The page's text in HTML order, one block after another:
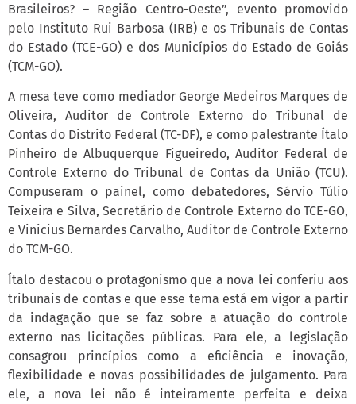
Brasileiros? – Região Centro-Oeste”, evento promovido
pelo Instituto Rui Barbosa (IRB) e os Tribunais de Contas
do Estado (TCE-GO) e dos Municípios do Estado de Goiás
(TCM-GO).
A mesa teve como mediador George Medeiros Marques de
Oliveira, Auditor de Controle Externo do Tribunal de
Contas do Distrito Federal (TC-DF), e como palestrante Ítalo
Pinheiro de Albuquerque Figueiredo, Auditor Federal de
Controle Externo do Tribunal de Contas da União (TCU).
Compuseram o painel, como debatedores, Sérvio Túlio
Teixeira e Silva, Secretário de Controle Externo do TCE-GO,
e Vinicius Bernardes Carvalho, Auditor de Controle Externo
do TCM-GO.
Ítalo destacou o protagonismo que a nova lei conferiu aos
tribunais de contas e que esse tema está em vigor a partir
da indagação que se faz sobre a atuação do controle
externo nas licitações públicas. Para ele, a legislação
consagrou princípios como a eficiência e inovação,
flexibilidade e novas possibilidades de julgamento. Para
ele, a nova lei não é inteiramente perfeita e deixa